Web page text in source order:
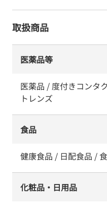
取扱商品
医薬品等
医薬品 / 度付きコンタ
トレンズ
食品
健康食品 / 日配食品 /
化粧品・日用品